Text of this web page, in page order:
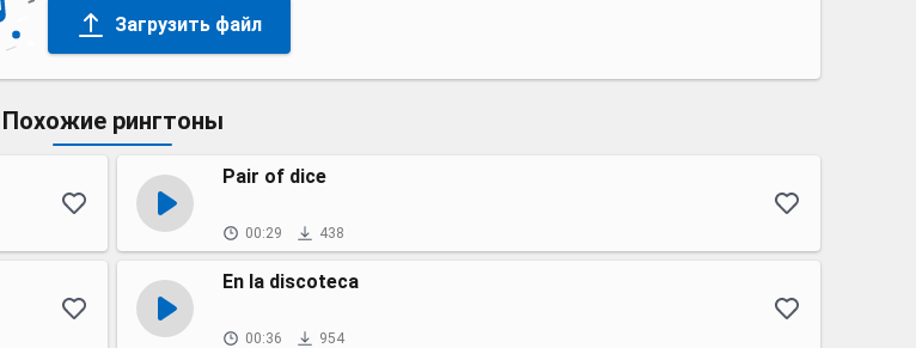
Загрузить файл
Похожие рингтоны
Pair of dice
00:29 438
En la discoteca
00:36 954